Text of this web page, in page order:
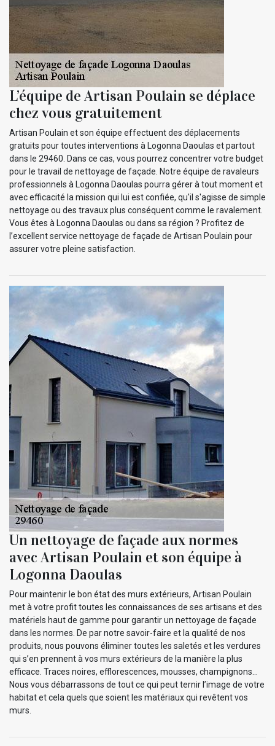
L’équipe de Artisan Poulain se déplace
chez vous gratuitement
Artisan Poulain et son équipe effectuent des déplacements
gratuits pour toutes interventions à Logonna Daoulas et partout
dans le 29460. Dans ce cas, vous pourrez concentrer votre budget
pour le travail de nettoyage de façade. Notre équipe de ravaleurs
professionnels à Logonna Daoulas pourra gérer à tout moment et
avec efficacité la mission qui lui est confiée, qu'il s'agisse de simple
nettoyage ou des travaux plus conséquent comme le ravalement.
Vous êtes à Logonna Daoulas ou dans sa région ? Profitez de
l’excellent service nettoyage de façade de Artisan Poulain pour
assurer votre pleine satisfaction.
Un nettoyage de façade aux normes
avec Artisan Poulain et son équipe à
Logonna Daoulas
Pour maintenir le bon état des murs extérieurs, Artisan Poulain
met à votre profit toutes les connaissances de ses artisans et des
matériels haut de gamme pour garantir un nettoyage de façade
dans les normes. De par notre savoir-faire et la qualité de nos
produits, nous pouvons éliminer toutes les saletés et les verdures
qui s’en prennent à vos murs extérieurs de la manière la plus
efficace. Traces noires, efflorescences, mousses, champignons…
Nous vous débarrassons de tout ce qui peut ternir l’image de votre
habitat et cela quels que soient les matériaux qui revêtent vos
murs.